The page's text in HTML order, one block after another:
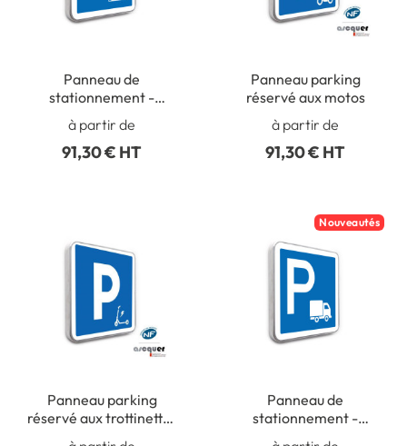
Panneau de
stationnement -
Parking Abris Vélos
à partir de
91,30 € HT
Panneau parking
réservé aux motos
à partir de
91,30 € HT
Panneau parking
réservé aux trottinettes
électriques
Nouveautés
Panneau de
stationnement -
Parking Livraison